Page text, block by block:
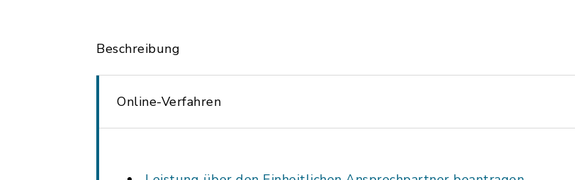
Beschreibung
Online-Verfahren